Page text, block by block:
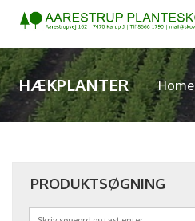
HÆKPLANTER Home
PRODUKTSØGNING